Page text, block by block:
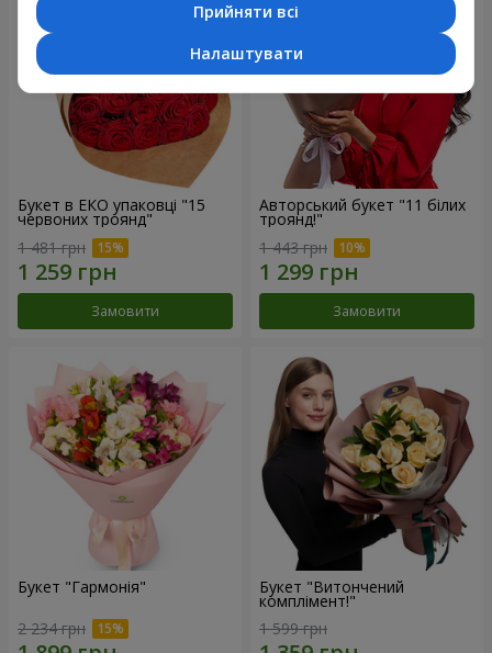
Букет в ЕКО упаковці "15
червоних троянд"
1 481 грн
Замовити
Авторський букет "11 білих
троянд!"
1 443 грн
Замовити
Букет "Гармонія"
2 234 грн
Букет "Витончений
комплімент!"
1 599 грн
Прийняти всі
Налаштувати